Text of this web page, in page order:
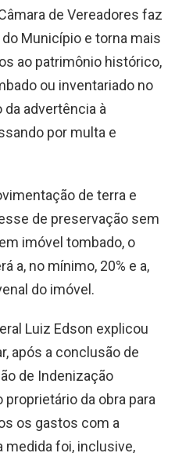
de Vereadores faz
Município e torna mais
ao patrimônio histórico,
ou inventariado no
advertência à
por multa e
de terra e
de preservação sem
imóvel tombado, o
a, no mínimo, 20% e a,
do imóvel.
Luiz Edson explicou
após a conclusão de
de Indenização
da obra para
os gastos com a
medida foi, inclusive,